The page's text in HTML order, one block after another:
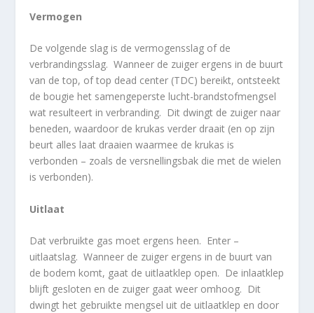
Vermogen
De volgende slag is de vermogensslag of de
verbrandingsslag. Wanneer de zuiger ergens in de buurt
van de top, of top dead center (TDC) bereikt, ontsteekt
de bougie het samengeperste lucht-brandstofmengsel
wat resulteert in verbranding. Dit dwingt de zuiger naar
beneden, waardoor de krukas verder draait (en op zijn
beurt alles laat draaien waarmee de krukas is
verbonden – zoals de versnellingsbak die met de wielen
is verbonden).
Uitlaat
Dat verbruikte gas moet ergens heen. Enter –
uitlaatslag. Wanneer de zuiger ergens in de buurt van
de bodem komt, gaat de uitlaatklep open. De inlaatklep
blijft gesloten en de zuiger gaat weer omhoog. Dit
dwingt het gebruikte mengsel uit de uitlaatklep en door